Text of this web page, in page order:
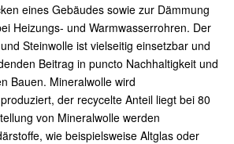
eines Gebäudes sowie zur Dämmung
Heizungs- und Warmwasserrohren. Der
Steinwolle ist vielseitig einsetzbar und
Beitrag in puncto Nachhaltigkeit und
Bauen. Mineralwolle wird
der recycelte Anteil liegt bei 80
von Mineralwolle werden
wie beispielsweise Altglas oder